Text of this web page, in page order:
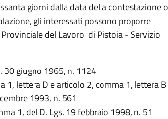
giorni dalla data della contestazione o
gli interessati possono proporre
del Lavoro di Pistoia - Servizio
30 giugno 1965, n. 1124
1, lettera D e articolo 2, comma 1, lettera B
1993, n. 561
1, del D. Lgs. 19 febbraio 1998, n. 51